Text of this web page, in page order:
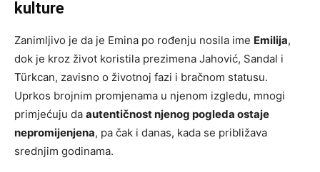
kulture
Zanimljivo je da je Emina po rođenju nosila ime Emilija,
dok je kroz život koristila prezimena Jahović, Sandal i
Türkcan, zavisno o životnoj fazi i bračnom statusu.
Uprkos brojnim promjenama u njenom izgledu, mnogi
primjećuju da autentičnost njenog pogleda ostaje
nepromijenjena, pa čak i danas, kada se približava
srednjim godinama.